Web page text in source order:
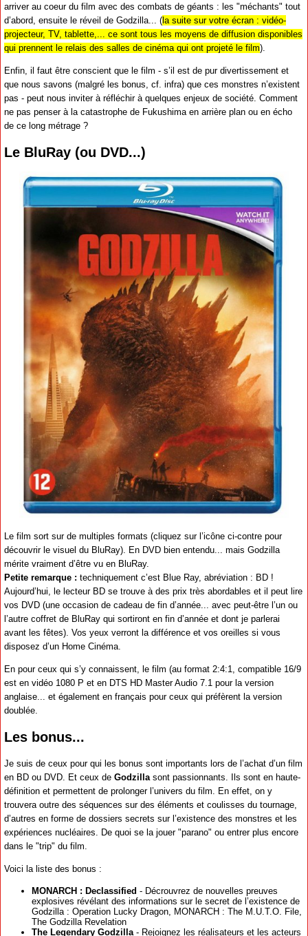
arriver au coeur du film avec des combats de géants : les "méchants" tout
d’abord, ensuite le réveil de Godzilla... (la suite sur votre écran : vidéo-
projecteur, TV, tablette,... ce sont tous les moyens de diffusion disponibles
qui prennent le relais des salles de cinéma qui ont projeté le film).
Enfin, il faut être conscient que le film - s’il est de pur divertissement et
que nous savons (malgré les bonus, cf. infra) que ces monstres n’existent
pas - peut nous inviter à réfléchir à quelques enjeux de société. Comment
ne pas penser à la catastrophe de Fukushima en arrière plan ou en écho
de ce long métrage ?
Le BluRay (ou DVD...)
Le film sort sur de multiples formats (cliquez sur l’icône ci-contre pour
découvrir le visuel du BluRay). En DVD bien entendu... mais Godzilla
mérite vraiment d’être vu en BluRay.
Petite remarque : techniquement c’est Blue Ray, abréviation : BD !
Aujourd’hui, le lecteur BD se trouve à des prix très abordables et il peut lire
vos DVD (une occasion de cadeau de fin d’année... avec peut-être l’un ou
l’autre coffret de BluRay qui sortiront en fin d’année et dont je parlerai
avant les fêtes). Vos yeux verront la différence et vos oreilles si vous
disposez d’un Home Cinéma.
En pour ceux qui s’y connaissent, le film (au format 2:4:1, compatible 16/9
est en vidéo 1080 P et en DTS HD Master Audio 7.1 pour la version
anglaise... et également en français pour ceux qui préfèrent la version
doublée.
Les bonus...
Je suis de ceux pour qui les bonus sont importants lors de l’achat d’un film
en BD ou DVD. Et ceux de Godzilla sont passionnants. Ils sont en haute-
définition et permettent de prolonger l’univers du film. En effet, on y
trouvera outre des séquences sur des éléments et coulisses du tournage,
d’autres en forme de dossiers secrets sur l’existence des monstres et les
expériences nucléaires. De quoi se la jouer "parano" ou entrer plus encore
dans le "trip" du film.
Voici la liste des bonus :
MONARCH : Declassified - Décrouvrez de nouvelles preuves
explosives révélant des informations sur le secret de l’existence de
Godzilla : Operation Lucky Dragon, MONARCH : The M.U.T.O. File,
The Godzilla Revelation
The Legendary Godzilla - Rejoignez les réalisateurs et les acteurs